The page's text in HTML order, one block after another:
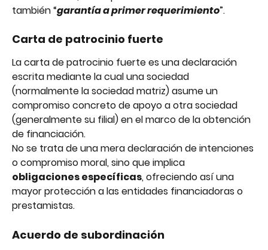
también “garantía a primer requerimiento”.
Carta de patrocinio fuerte
La carta de patrocinio fuerte es una declaración
escrita mediante la cual una sociedad
(normalmente la sociedad matriz) asume un
compromiso concreto de apoyo a otra sociedad
(generalmente su filial) en el marco de la obtención
de financiación.
No se trata de una mera declaración de intenciones
o compromiso moral, sino que implica
obligaciones específicas, ofreciendo así una
mayor protección a las entidades financiadoras o
prestamistas.
Acuerdo de subordinación